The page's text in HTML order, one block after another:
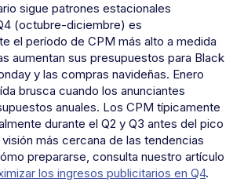
sigue patrones estacionales
(octubre-diciembre) es
el período de CPM más alto a medida
aumentan sus presupuestos para Black
y las compras navideñas. Enero
brusca cuando los anunciantes
anuales. Los CPM típicamente
durante el Q2 y Q3 antes del pico
visión más cercana de las tendencias
prepararse, consulta nuestro artículo
los ingresos publicitarios en Q4.